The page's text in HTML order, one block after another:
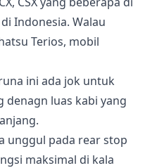
Indonesia. Walau
Terios, mobil
ini ada jok untuk
denagn luas kabi yang
unggul pada rear stop
maksimal di kala